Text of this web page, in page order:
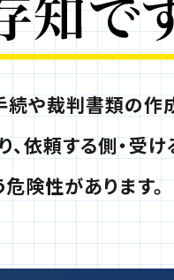
や裁判書類の作
、依頼する側・受
険性があります。